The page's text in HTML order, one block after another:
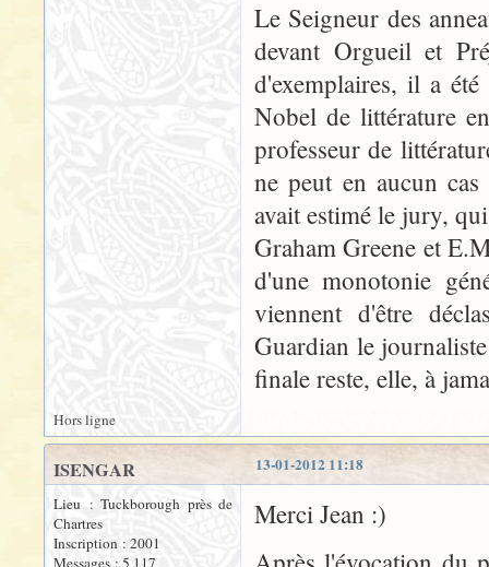
Le Seigneur des
devant Orgueil et
d'exemplaires, il a
Nobel de littérature
professeur de
ne peut en aucun
avait estimé le jury,
Graham Greene et
d'une monotonie
viennent d'être
Guardian le
finale reste, elle, à
Hors ligne
13-01-2012 11:18
ISENGAR
Lieu : Tuckborough près de
Chartres
Inscription : 2001
Messages : 5 117
Merci Jean :)